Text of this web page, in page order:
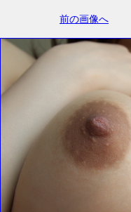
前の画像へ